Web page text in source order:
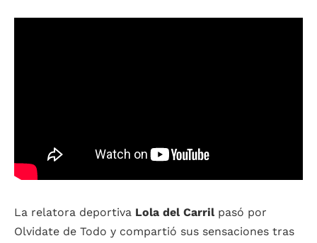
La relatora deportiva Lola del Carrilpasó por
Olvidate de Todo y compartió sus sensaciones tras